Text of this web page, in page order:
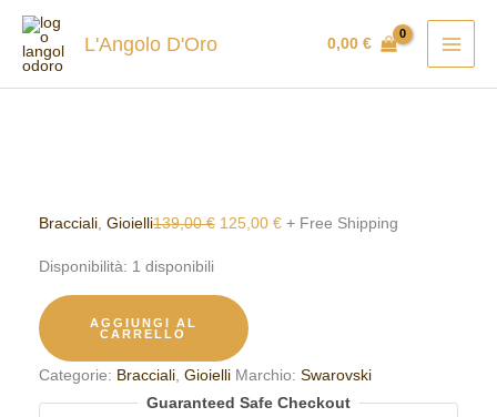
contenuto
L'Angolo D'Oro 0,00€
In vendita!
Bracciali, Gioielli139,00€ 125,00 €
prezzo
+ Free Shipping
Disponibilità: 1 disponibili
Bracciale
Swarovski
5666175
AGGIUNGI AL
CARRELLO
Categorie: Bracciali, Gioielli Marchio: Swarovski
Guaranteed Safe Checkout